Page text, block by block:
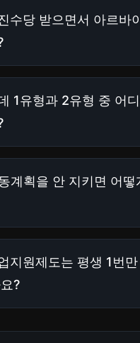
수당 받으면서 아르바
1유형과 2유형 중 어
계획을 안 지키면 어떻
지원제도는 평생 1번
?